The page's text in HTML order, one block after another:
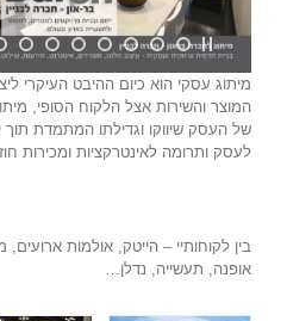
מיתוג עסקי הוא כיום ההיבט העיקרי
המוצר והשירות אצל הלקוח הסופי,
של העסק שיווקו וגדילתו המתמדת תוך
לעסק ותרומה לאינטרקציות ומכירות
בין לקוחותיי – הייטק, אולמות ארועים,
אופנה, תעשייה, נדלן…